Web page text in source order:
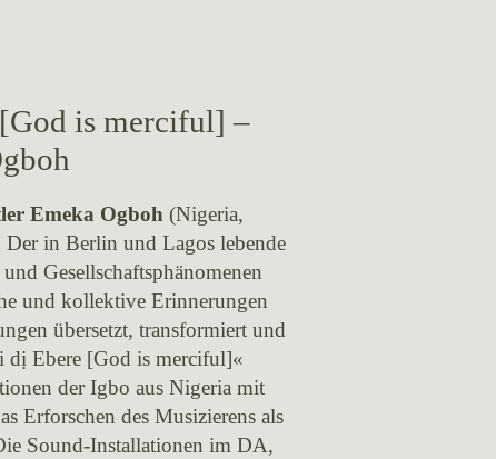
is merciful] –
Emeka Ogboh (Nigeria,
in Berlin und Lagos lebende
Gesellschaftsphänomenen
und kollektive Erinnerungen
übersetzt, transformiert und
dị Ebere [God is merciful]«
der Igbo aus Nigeria mit
Erforschen des Musizierens als
Sound-Installationen im DA,